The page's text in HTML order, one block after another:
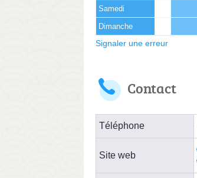
Samedi
Dimanche
Signaler une erreur
Contact
Téléphone
Site web